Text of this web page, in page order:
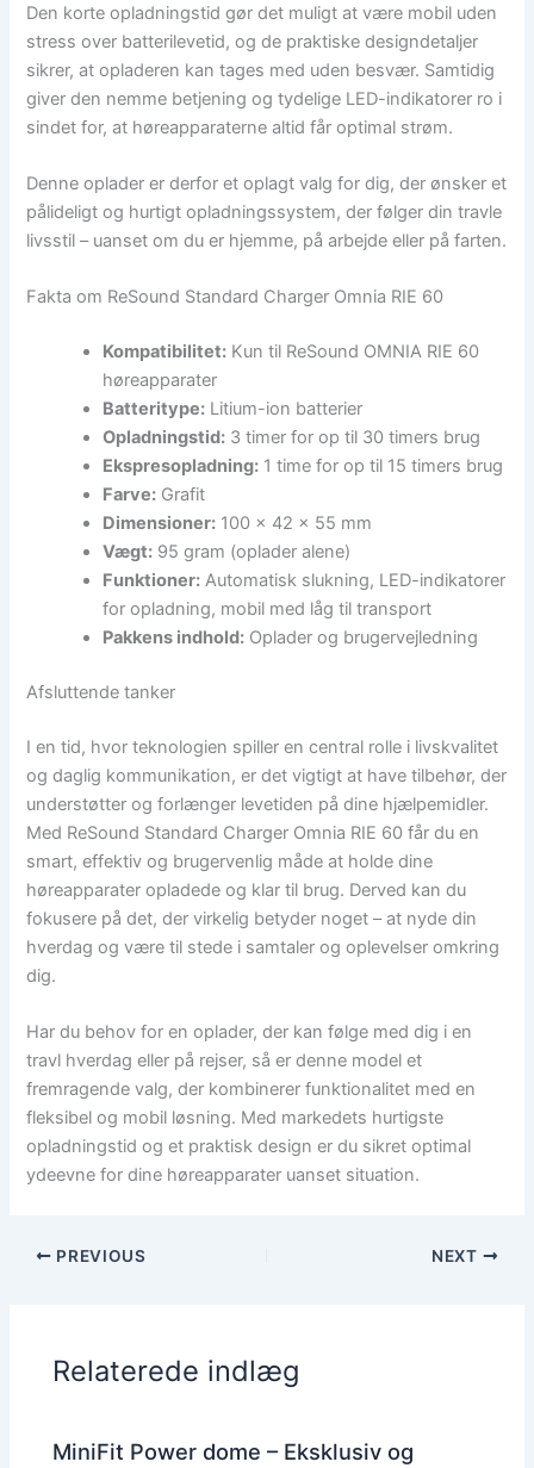
Den korte opladningstid gør det muligt at være mobil uden
stress over batterilevetid, og de praktiske designdetaljer
sikrer, at opladeren kan tages med uden besvær. Samtidig
giver den nemme betjening og tydelige LED-indikatorer ro i
sindet for, at høreapparaterne altid får optimal strøm.
Denne oplader er derfor et oplagt valg for dig, der ønsker et
pålideligt og hurtigt opladningssystem, der følger din travle
livsstil – uanset om du er hjemme, på arbejde eller på farten.
Fakta om ReSound Standard Charger Omnia RIE 60
Kompatibilitet: Kun til ReSound OMNIA RIE 60
høreapparater
Batteritype: Litium-ion batterier
Opladningstid: 3 timer for op til 30 timers brug
Ekspresopladning: 1 time for op til 15 timers brug
Farve: Grafit
Dimensioner: 100 x 42 x 55 mm
Vægt: 95 gram (oplader alene)
Funktioner: Automatisk slukning, LED-indikatorer
for opladning, mobil med låg til transport
Pakkens indhold: Oplader og brugervejledning
Afsluttende tanker
I en tid, hvor teknologien spiller en central rolle i livskvalitet
og daglig kommunikation, er det vigtigt at have tilbehør, der
understøtter og forlænger levetiden på dine hjælpemidler.
Med ReSound Standard Charger Omnia RIE 60 får du en
smart, effektiv og brugervenlig måde at holde dine
høreapparater opladede og klar til brug. Derved kan du
fokusere på det, der virkelig betyder noget – at nyde din
hverdag og være til stede i samtaler og oplevelser omkring
dig.
Har du behov for en oplader, der kan følge med dig i en
travl hverdag eller på rejser, så er denne model et
fremragende valg, der kombinerer funktionalitet med en
fleksibel og mobil løsning. Med markedets hurtigste
opladningstid og et praktisk design er du sikret optimal
ydeevne for dine høreapparater uanset situation.
PREVIOUS NEXT
Relaterede indlæg
MiniFit Power dome – Eksklusiv og